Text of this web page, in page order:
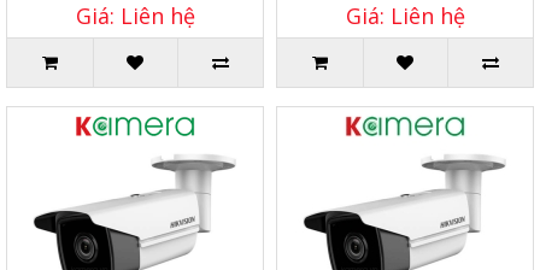
Giá: Liên hệ Giá: Liên hệ